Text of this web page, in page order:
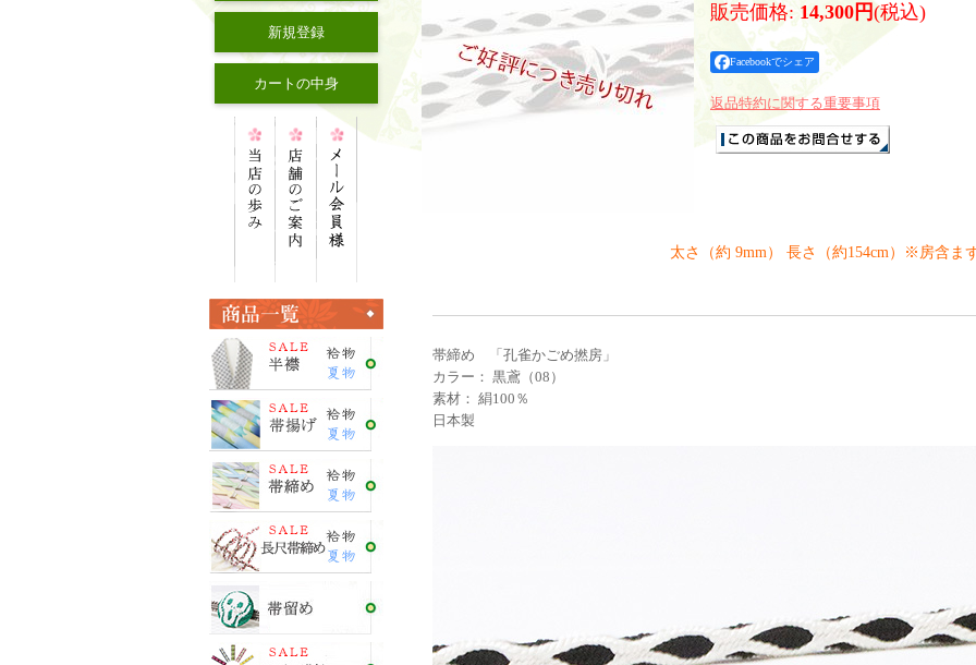
新規登録
カートの中身
販売価格: 14,300円(税込)
Facebookでシェア
返品特約に関する重要事項
太さ（約 9mm） 長さ（約154cm）※房含ま
帯締め 「孔雀かごめ撚房」
カラー： 黒鳶（08）
素材： 絹100％
日本製